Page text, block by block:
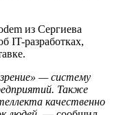
из Сергиева
IT-разработках,
— систему
Также
качественно